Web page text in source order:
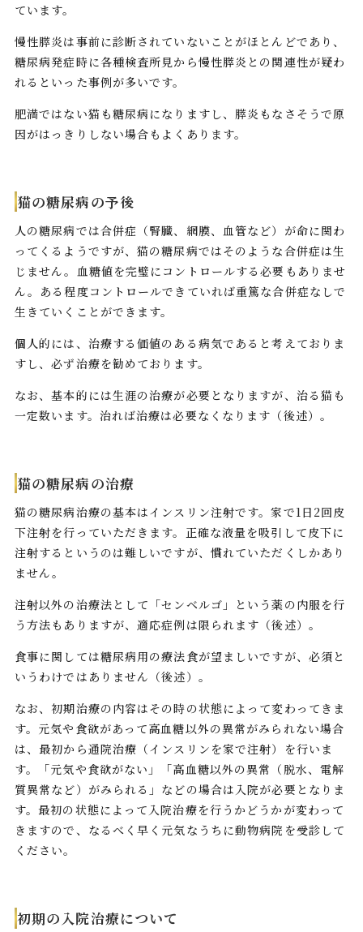
ています。
慢性膵炎は事前に診断されていないことがほとんどであり、
糖尿病発症時に各種検査所見から慢性膵炎との関連性が疑わ
れるといった事例が多いです。
肥満ではない猫も糖尿病になりますし、膵炎もなさそうで原
因がはっきりしない場合もよくあります。
猫の糖尿病の予後
人の糖尿病では合併症（腎臓、網膜、血管など）が命に関わ
ってくるようですが、猫の糖尿病ではそのような合併症は生
じません。血糖値を完璧にコントロールする必要もありませ
ん。ある程度コントロールできていれば重篤な合併症なしで
生きていくことができます。
個人的には、治療する価値のある病気であると考えておりま
すし、必ず治療を勧めております。
なお、基本的には生涯の治療が必要となりますが、治る猫も
一定数います。治れば治療は必要なくなります（後述）。
猫の糖尿病の治療
猫の糖尿病治療の基本はインスリン注射です。家で1日2回皮
下注射を行っていただきます。正確な液量を吸引して皮下に
注射するというのは難しいですが、慣れていただくしかあり
ません。
注射以外の治療法として「センベルゴ」という薬の内服を行
う方法もありますが、適応症例は限られます（後述）。
食事に関しては糖尿病用の療法食が望ましいですが、必須と
いうわけではありません（後述）。
なお、初期治療の内容はその時の状態によって変わってきま
す。元気や食欲があって高血糖以外の異常がみられない場合
は、最初から通院治療（インスリンを家で注射）を行いま
す。「元気や食欲がない」「高血糖以外の異常（脱水、電解
質異常など）がみられる」などの場合は入院が必要となりま
す。最初の状態によって入院治療を行うかどうかが変わって
きますので、なるべく早く元気なうちに動物病院を受診して
ください。
初期の入院治療について